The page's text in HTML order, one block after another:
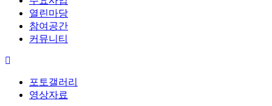
열린마당
참여공간
커뮤니티
포토갤러리
영상자료